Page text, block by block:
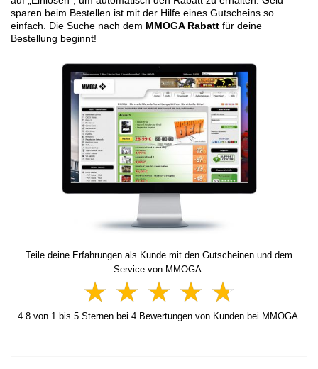
sparen beim Bestellen ist mit der Hilfe eines Gutscheins so
einfach. Die Suche nach dem MMOGA Rabatt für deine
Bestellung beginnt!
Teile deine Erfahrungen als Kunde mit den Gutscheinen und dem
Service von MMOGA.
4.8von 1 bis 5Sternen bei 4Bewertungen von Kunden bei MMOGA.